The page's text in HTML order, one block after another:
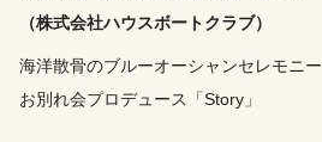
（株式会社ハウスボートクラブ）
海洋散骨のブルーオーシャンセレモニー
お別れ会プロデュース「Story」